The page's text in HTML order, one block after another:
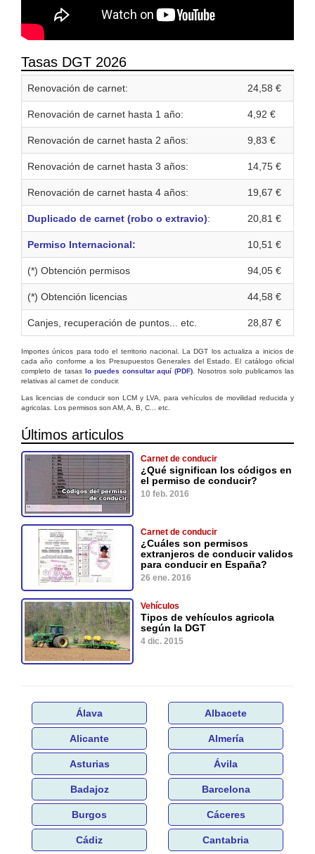
Tasas DGT 2026
Renovación de carnet: 24,58 €
Renovación de carnet hasta 1 año: 4,92 €
Renovación de carnet hasta 2 años: 9,83 €
Renovación de carnet hasta 3 años: 14,75 €
Renovación de carnet hasta 4 años: 19,67 €
Duplicado de carnet (robo o extravio): 20,81 €
Permiso Internacional: 10,51 €
(*) Obtención permisos 94,05 €
(*) Obtención licencias 44,58 €
Canjes, recuperación de puntos... etc. 28,87 €
Importes únicos para todo el territorio nacional. La DGT los actualiza a inicios de
cada año conforme a los Presupuestos Generales del Estado. El catálogo oficial
completo de tasas lo puedes consultar aquí (PDF) . Nosotros solo publicamos las
relativas al carnet de conducir.
Las licencias de conducir son LCM y LVA, para vehículos de movilidad reducida y
agricolas. Los permisos son AM, A, B, C... etc.
Últimos articulos
Carnet de conducir
¿Qué significan los códigos en
el permiso de conducir?
10 feb. 2016
Carnet de conducir
¿Cuáles son permisos
extranjeros de conducir validos
para conducir en España?
26 ene. 2016
Vehículos
Tipos de vehículos agricola
según la DGT
4 dic. 2015
Álava Albacete
Alicante Almería
Asturias Ávila
Badajoz Barcelona
Burgos Cáceres
Cádiz Cantabria